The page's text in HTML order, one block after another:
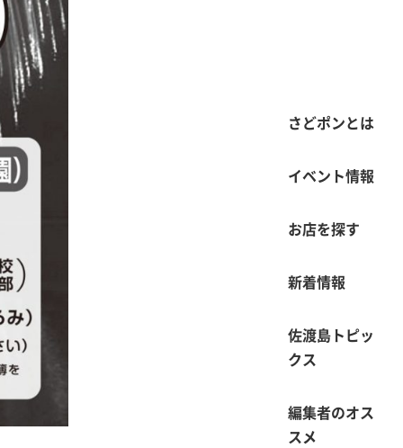
さどポンとは
イベント情報
お店を探す
新着情報
佐渡島トピッ
クス
編集者のオス
スメ